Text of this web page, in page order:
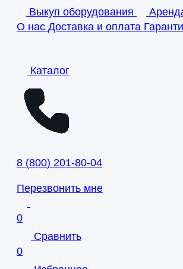
Выкуп оборудования
О нас Доставка и оплата
Каталог
8 (800) 201-80-04
Перезвонить мне
0
Сравнить
0